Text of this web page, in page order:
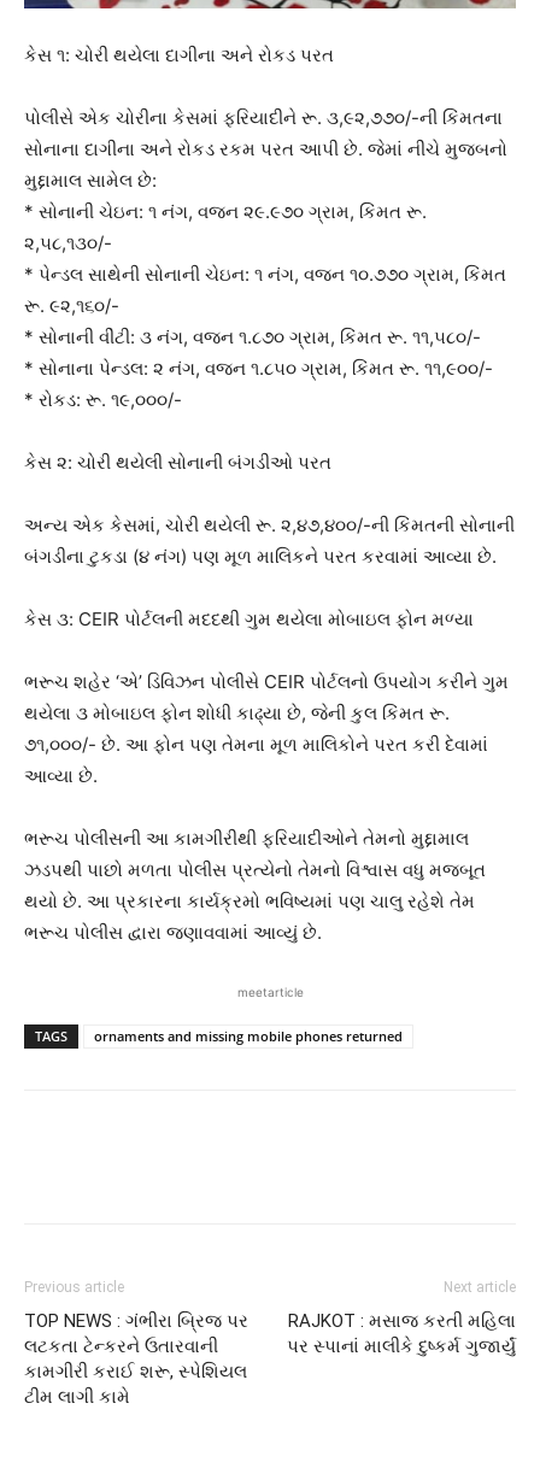
કેસ ૧: ચોરી થયેલા દાગીના અને રોકડ પરત
પોલીસે એક ચોરીના કેસમાં ફરિયાદીને રૂ. ૩,૯૨,૭૭૦/-ની કિંમતના
સોનાના દાગીના અને રોકડ રકમ પરત આપી છે. જેમાં નીચે મુજબનો
મુદ્દામાલ સામેલ છે:
* સોનાની ચેઇન: ૧ નંગ, વજન ૨૯.૯૭૦ ગ્રામ, કિંમત રૂ.
૨,૫૮,૧૩૦/-
* પેન્ડલ સાથેની સોનાની ચેઇન: ૧ નંગ, વજન ૧૦.૭૭૦ ગ્રામ, કિંમત
રૂ. ૯૨,૧૬૦/-
* સોનાની વીંટી: ૩ નંગ, વજન ૧.૮૭૦ ગ્રામ, કિંમત રૂ. ૧૧,૫૮૦/-
* સોનાના પેન્ડલ: ૨ નંગ, વજન ૧.૮૫૦ ગ્રામ, કિંમત રૂ. ૧૧,૯૦૦/-
* રોકડ: રૂ. ૧૯,૦૦૦/-
કેસ ૨: ચોરી થયેલી સોનાની બંગડીઓ પરત
અન્ય એક કેસમાં, ચોરી થયેલી રૂ. ૨,૪૭,૪૦૦/-ની કિંમતની સોનાની
બંગડીના ટુકડા (૪ નંગ) પણ મૂળ માલિકને પરત કરવામાં આવ્યા છે.
કેસ ૩: CEIR પોર્ટલની મદદથી ગુમ થયેલા મોબાઇલ ફોન મળ્યા
ભરૂચ શહેર ‘એ’ ડિવિઝન પોલીસે CEIR પોર્ટલનો ઉપયોગ કરીને ગુમ
થયેલા ૩ મોબાઇલ ફોન શોધી કાઢ્યા છે, જેની કુલ કિંમત રૂ.
૭૧,૦૦૦/- છે. આ ફોન પણ તેમના મૂળ માલિકોને પરત કરી દેવામાં
આવ્યા છે.
ભરૂચ પોલીસની આ કામગીરીથી ફરિયાદીઓને તેમનો મુદ્દામાલ
ઝડપથી પાછો મળતા પોલીસ પ્રત્યેનો તેમનો વિશ્વાસ વધુ મજબૂત
થયો છે. આ પ્રકારના કાર્યક્રમો ભવિષ્યમાં પણ ચાલુ રહેશે તેમ
ભરૂચ પોલીસ દ્વારા જણાવવામાં આવ્યું છે.
meetarticle
TAGS ornaments and missing mobile phones returned
Previous article
TOP NEWS : ગંભીરા બ્રિજ પર
લટકતા ટેન્કરને ઉતારવાની
કામગીરી કરાઈ શરૂ, સ્પેશિયલ
ટીમ લાગી કામે
Next article
RAJKOT : મસાજ કરતી મહિલા
પર સ્પાનાં માલીકે દુષ્કર્મ ગુજાર્યું